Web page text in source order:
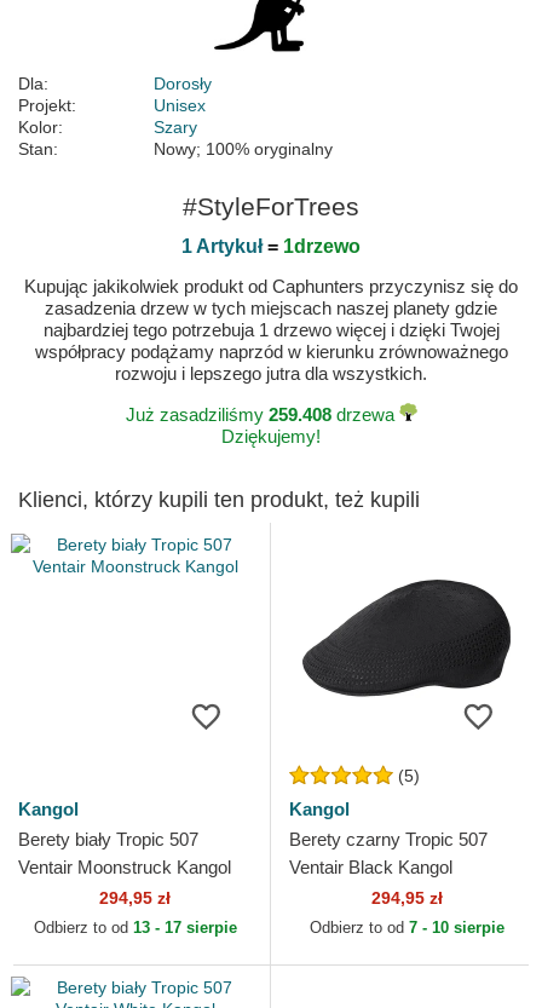
Dla:
Dorosły
Projekt:
Unisex
Kolor:
Szary
Stan:
Nowy; 100% oryginalny
#StyleForTrees
1 Artykuł= 1drzewo
Kupując jakikolwiek produkt od Caphunters przyczynisz się do
zasadzenia drzew w tych miejscach naszej planety gdzie
najbardziej tego potrzebuja 1 drzewo więcej i dzięki Twojej
współpracy podążamy naprzód w kierunku zrównoważnego
rozwoju i lepszego jutra dla wszystkich.
Już zasadziliśmy 259.408drzewa
Dziękujemy!
Klienci, którzy kupili ten produkt, też kupili
Kangol
Berety biały Tropic 507
Ventair Moonstruck Kangol
294,95 zł
Odbierz to od 13 - 17 sierpie
(5)
Kangol
Berety czarny Tropic 507
Ventair Black Kangol
294,95 zł
Odbierz to od 7 - 10 sierpie